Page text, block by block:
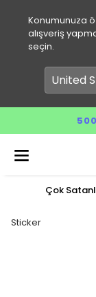
Konumunuza
alışveriş
seçin.
Çok
Sticker